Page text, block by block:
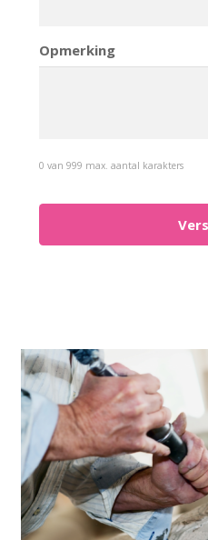
Opmerking
0 van 999 max. aantal karakters